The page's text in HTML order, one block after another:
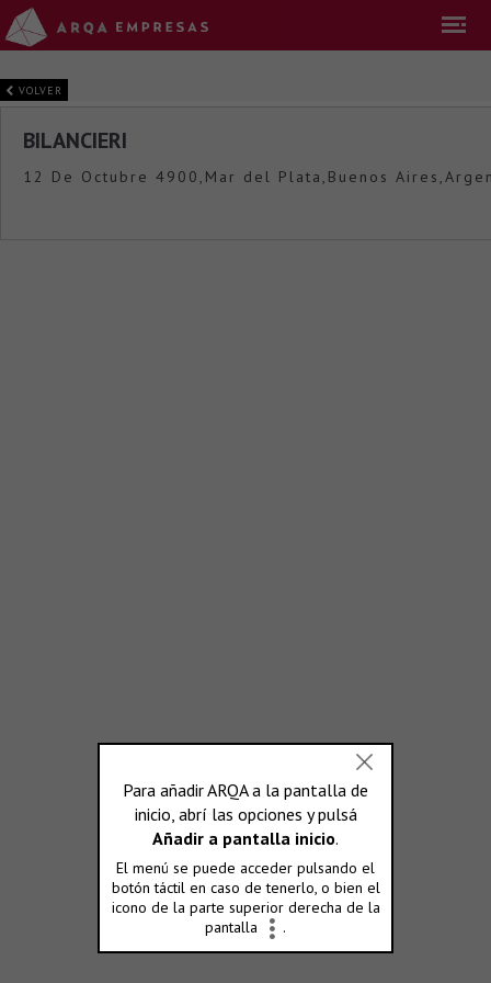
VOLVER
BILANCIERI
12 De Octubre 4900,Mar del Plata,Buenos